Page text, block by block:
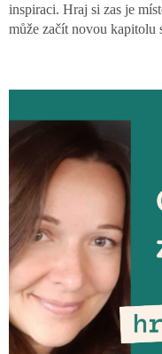
inspiraci. Hraj si zas je
může začít novou kapitolu